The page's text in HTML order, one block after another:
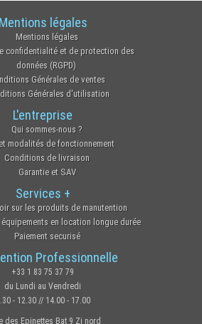
Mentions légales
Mentions légales
confidentialité et de protection des
données (RGPD)
Générales de ventes
Générales d'utilisation
L'entreprise
Qui sommes-nous ?
modalités de fonctionnement
Conditions de livraison
Garantie et SAV
Services +
sur les produits de manutention
équipements en location longue durée
Paiement securisé
Professionnelle
+33 1 83 75 37 79
du Lundi au Vendredi
- 12.30 // 14.00 - 17.00
des Epinettes Bat 9 Zi nord